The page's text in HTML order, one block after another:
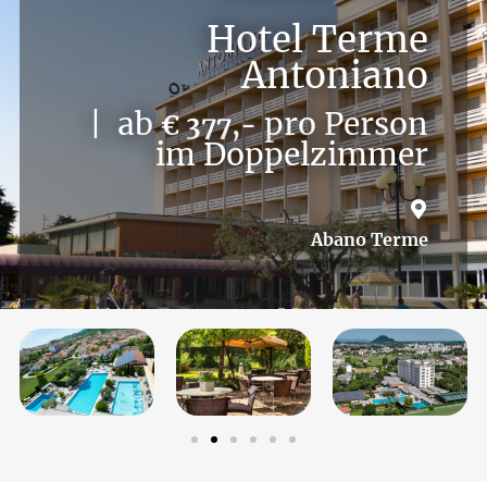
Hotel Terme
Antoniano
| ab€ 377,-pro Person
im Doppelzimmer
Abano Terme